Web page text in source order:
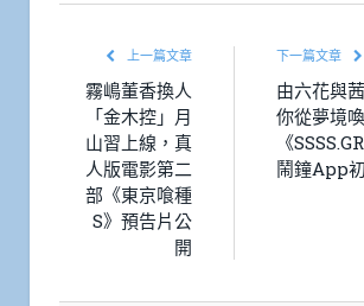
上一篇文章
霧嶋董香換人
「金木控」月
山習上線，真
人版電影第二
部《東京喰種
S》預告片公
開
下一篇文章
由六花與
你從夢境
《
鬧鐘App